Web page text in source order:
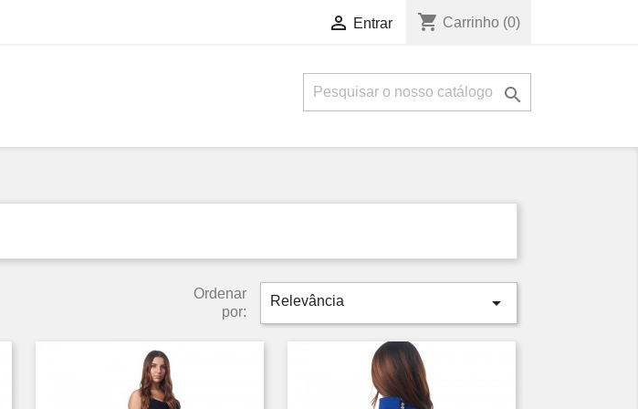
 Entrar shopping_cart Carrinho (0)

Ordenar
por:
Relevância 